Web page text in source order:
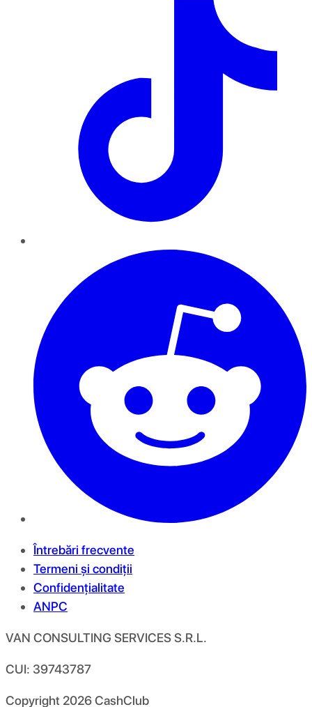
Întrebări frecvente
Termeni și condiții
Confidențialitate
ANPC
VAN CONSULTING SERVICES S.R.L.
CUI: 39743787
Copyright 2026CashClub